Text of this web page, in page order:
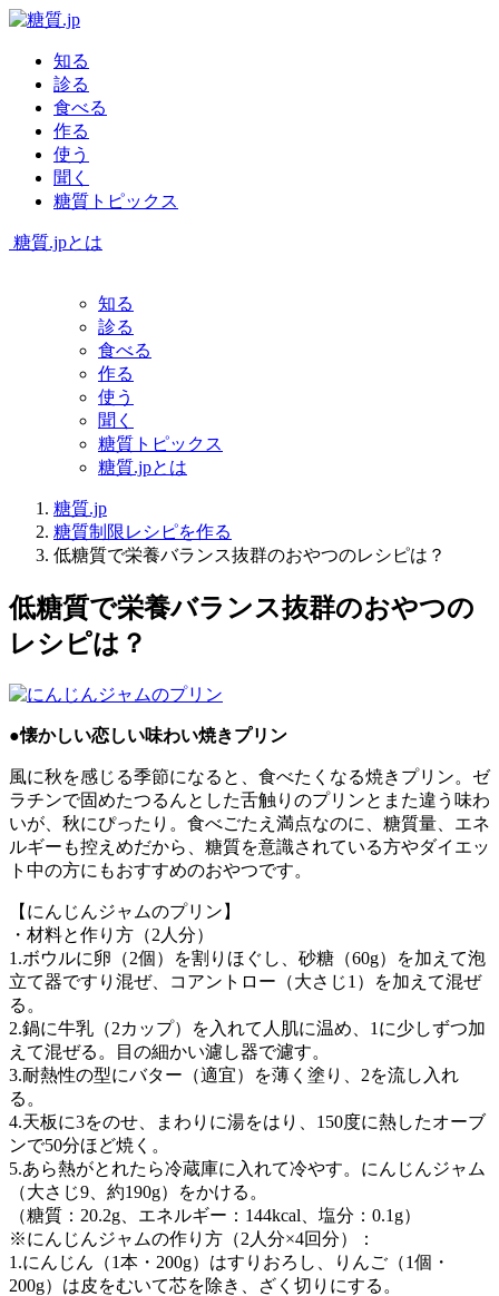
知る
診る
食べる
作る
使う
聞く
糖質トピックス
糖質.jpとは
知る
診る
食べる
作る
使う
聞く
糖質トピックス
糖質.jpとは
糖質.jp
糖質制限レシピを作る
低糖質で栄養バランス抜群のおやつのレシピは？
低糖質で栄養バランス抜群のおやつの
レシピは？
●懐かしい恋しい味わい焼きプリン
風に秋を感じる季節になると、食べたくなる焼きプリン。ゼ
ラチンで固めたつるんとした舌触りのプリンとまた違う味わ
いが、秋にぴったり。食べごたえ満点なのに、糖質量、エネ
ルギーも控えめだから、糖質を意識されている方やダイエッ
ト中の方にもおすすめのおやつです。
【にんじんジャムのプリン】
・材料と作り方（2人分）
1.ボウルに卵（2個）を割りほぐし、砂糖（60g）を加えて泡
立て器ですり混ぜ、コアントロー（大さじ1）を加えて混ぜ
る。
2.鍋に牛乳（2カップ）を入れて人肌に温め、1に少しずつ加
えて混ぜる。目の細かい濾し器で濾す。
3.耐熱性の型にバター（適宜）を薄く塗り、2を流し入れ
る。
4.天板に3をのせ、まわりに湯をはり、150度に熱したオーブ
ンで50分ほど焼く。
5.あら熱がとれたら冷蔵庫に入れて冷やす。にんじんジャム
（大さじ9、約190g）をかける。
（糖質：20.2g、エネルギー：144kcal、塩分：0.1g）
※にんじんジャムの作り方（2人分×4回分）：
1.にんじん（1本・200g）はすりおろし、りんご（1個・
200g）は皮をむいて芯を除き、ざく切りにする。